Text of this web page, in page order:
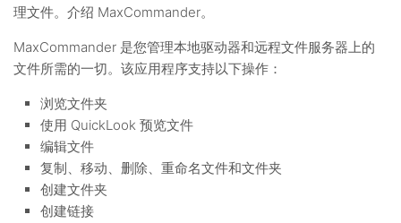
理文件。介绍 MaxCommander。
MaxCommander 是您管理本地驱动器和远程文件服务器上的
文件所需的一切。该应用程序支持以下操作：
浏览文件夹
使用 QuickLook 预览文件
编辑文件
复制、移动、删除、重命名文件和文件夹
创建文件夹
创建链接